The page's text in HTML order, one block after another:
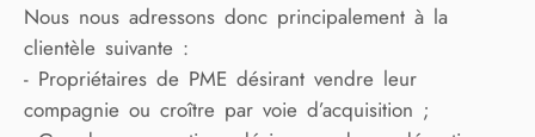
Nous nous adressons donc principalement à la
clientèle suivante :
- Propriétaires de PME désirant vendre leur
compagnie ou croître par voie d’acquisition ;